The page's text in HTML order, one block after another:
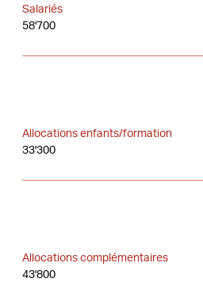
Salariés
58'700
Allocations enfants/formation
33'300
Allocations complémentaires
43'800